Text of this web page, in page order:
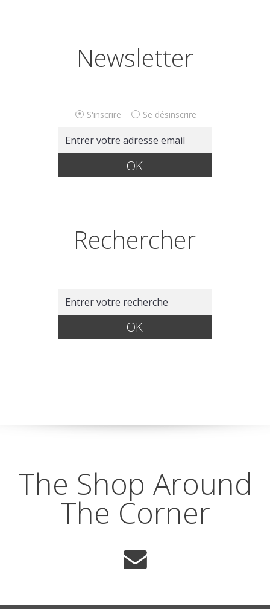
Newsletter
S'inscrire Se désinscrire
Rechercher
The Shop Around
The Corner